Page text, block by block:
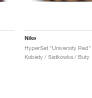
Nike
HyperSet "University Red"
Kobiety / Siatkówka / Buty